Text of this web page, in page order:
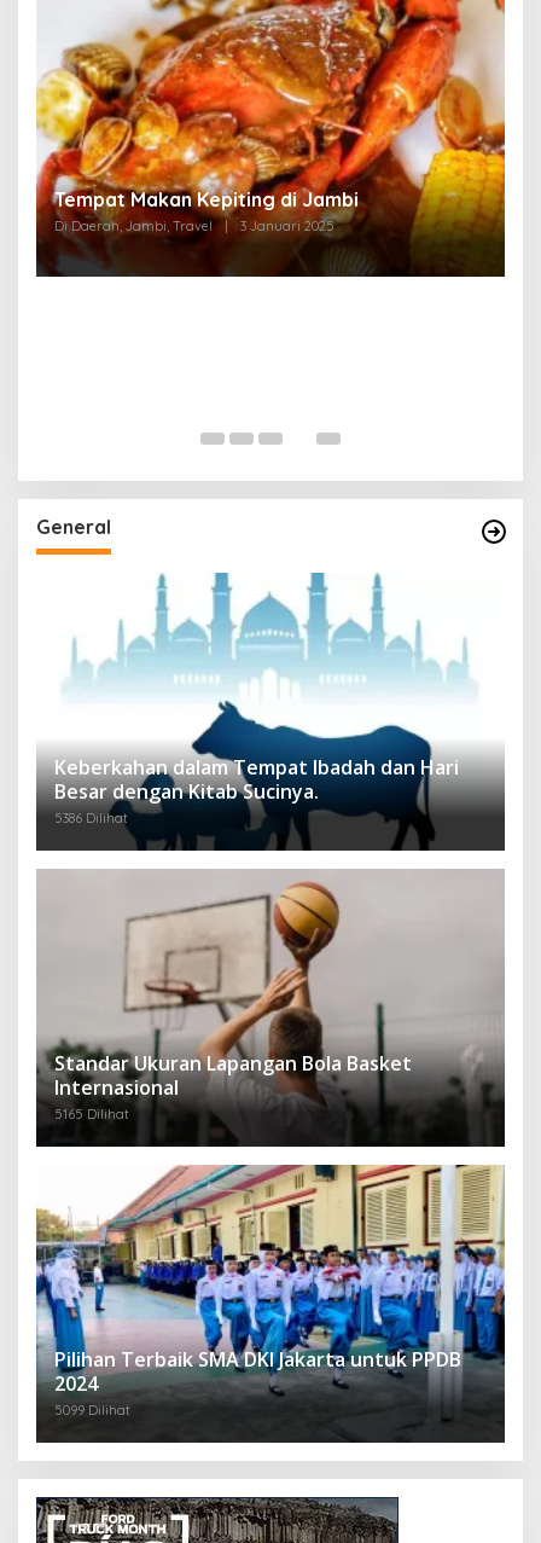
Tempat Makan di Thehok Jambi
Di Daerah, Jambi, Travel 3 Januari 2025
General
Keberkahan dalam Tempat Ibadah dan Hari
Besar dengan Kitab Sucinya.
5386 Dilihat
Standar Ukuran Lapangan Bola Basket
Internasional
5165 Dilihat
Pilihan Terbaik SMA DKI Jakarta untuk PPDB
2024
5099 Dilihat